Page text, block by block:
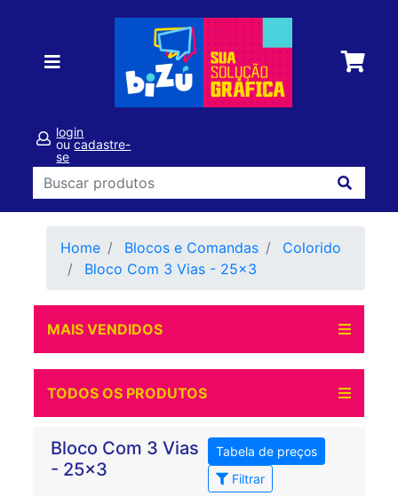
login
oucadastre-
se
Home Blocos e Comandas
Colorido
Bloco Com 3 Vias - 25x3
MAIS VENDIDOS
TODOS OS PRODUTOS
Bloco Com 3 Vias
- 25x3
Tabela de preços
Filtrar